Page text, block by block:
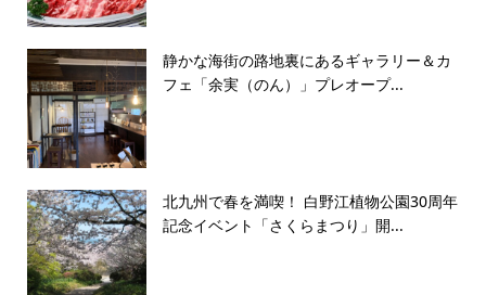
静かな海街の路地裏にあるギャラリー＆カ
フェ「余実（のん）」プレオープ...
北九州で春を満喫！ 白野江植物公園30周年
記念イベント「さくらまつり」開...